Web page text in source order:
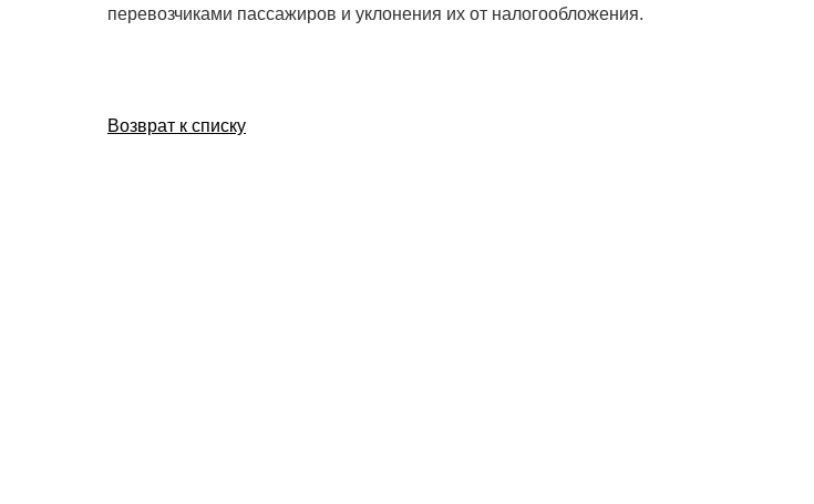
перевозчиками пассажиров и уклонения их от налогообложения.
Возврат к списку